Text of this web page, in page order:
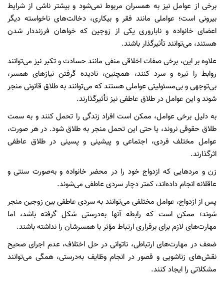
برخی از عوامل نیز به همسران مربوط نمی‌شود و بیشتر ناشی از شرایط
بیرونی است؛ عواملی مانند فقر و بیکاری، دخالت‌های ناخواسته دیگر
اعضای خانواده و ناباروری یکی از زوجین که خواهان فرزنددار شدن
هستند، می‌توانند تأثیرگذار باشند.
علاوه بر این، برخی صفات اخلاقی منفی مانند حسادت و تکبر نیز می‌توانند
روابط را تیره و سرد کنند، همچنین، نادیده گرفتن نیازهای همسر،
بی‌توجهی و بی‌مسئولیتی عواملی هستند که می‌توانند به طلاق قانونی منجر
شوند و این عوامل در طلاق عاطفی نیز تأثیرگذارند.
به دلیل برخی عوامل، ممکن است افراد زندگی را تحمل کنند و به سمت
طلاق حقوقی نروند، یا حتی این تحمل منجر به طلاق شود. در هر صورت،
عوامل مختلف فردی، اجتماعی و پیشینی و پسینی در طلاق عاطفی
اثرگذارند.
زن و مردهایی که ازدواج خود را در محضر خانواده و به‌صورت سنتی و
عاقلانه انجام داده‌اند، کمتر دچار سردی عاطفی می‌شوند.
پس از ازدواج، عوامل مختلفی می‌توانند به سردی عاطفی بین زوجین منجر
شوند؛ ممکن است که رابطه آنها به‌درستی شکل گرفته باشد، اما
مهارت‌های لازم برای برقراری ارتباط مؤثر با همسرشان را نداشته باشند.
ضعف در مهارت‌های ارتباطی، ناتوانی در حل اختلاف، عدم اجرای صحیح
نقش‌های زناشویی و قصور در انجام وظایف به‌درستی، همگی می‌توانند
مشکلاتی را ایجاد کنند.